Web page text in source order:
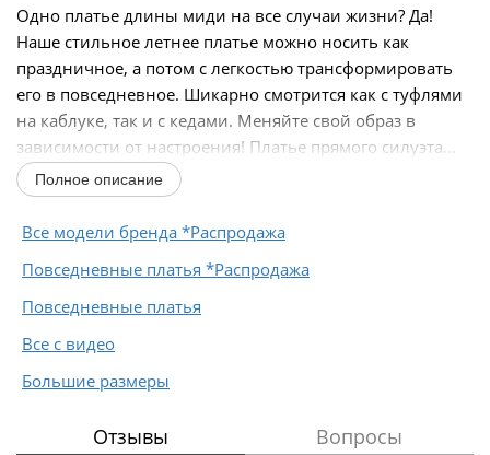
Одно платье длины миди на все случаи жизни? Да!
Наше стильное летнее платье можно носить как
праздничное, а потом с легкостью трансформировать
его в повседневное. Шикарно смотрится как с туфлями
на каблуке, так и с кедами. Меняйте свой образ в
зависимости от настроения! Платье прямого силуэта...
Полное описание
Все модели бренда *Распродажа
Повседневные платья *Распродажа
Повседневные платья
Все с видео
Большие размеры
Отзывы Вопросы